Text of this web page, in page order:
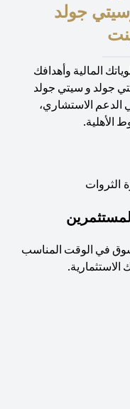
جولد
المالية وأهدافك
و سيتي جولد
الاستشاري،
الوقت المناسب